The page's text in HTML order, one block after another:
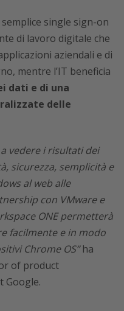
single sign-on
di lavoro digitale che
aziendali e di
mentre l’IT beneficia
dati e di una
delle
vedere i risultati dei
sicurezza, semplicità e
al web alle
con VMware e
ONE permetterà
facilmente e in modo
Chrome OS”ha
of product
Google.